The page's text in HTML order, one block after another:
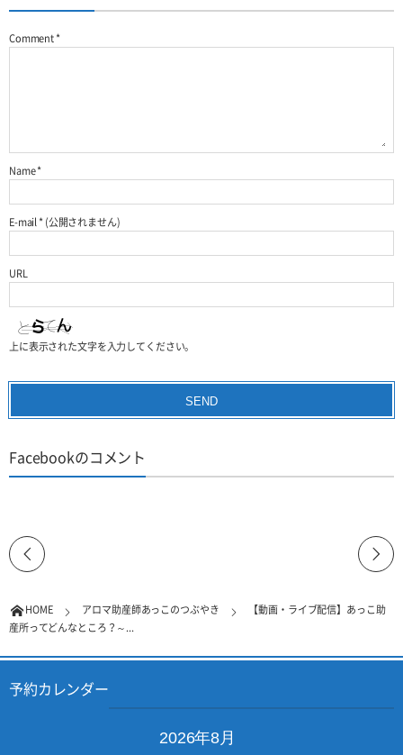
Comment*
Name*
E-mail*(公開されません)
URL
上に表示された文字を入力してください。
Facebookのコメント
HOME アロマ助産師あっこのつぶやき
【動画・ライブ配信】あっこ助
産所ってどんなところ？～...
予約カレンダー
2026年8月